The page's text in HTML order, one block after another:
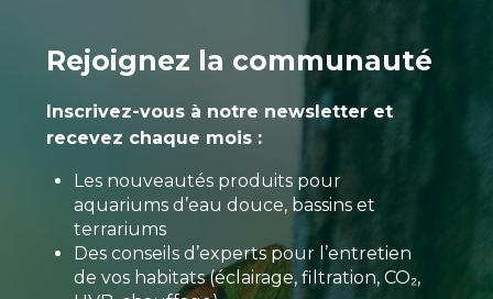
Rejoignez la communauté
Inscrivez-vous à notre newsletter et
recevez chaque mois :
Les nouveautés produits pour
aquariums d’eau douce, bassins et
terrariums
Des conseils d’experts pour l’entretien
de vos habitats (éclairage, filtration, CO₂,